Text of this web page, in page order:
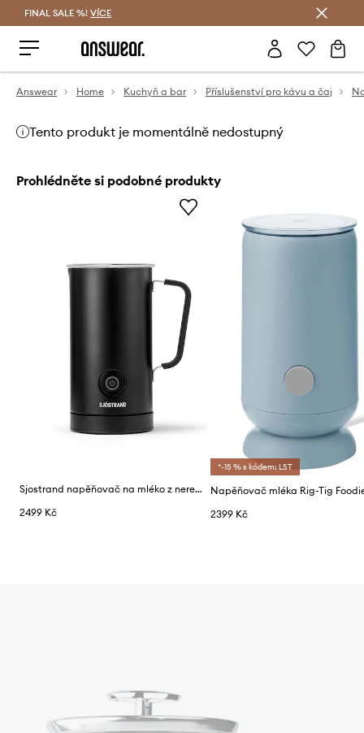
FINAL SALE %! VÍCE
Answear Home Kuchyň a bar Příslušenství pro kávu a čaj
Tento produkt je momentálně nedostupný
Prohlédněte si podobné produkty
Sjostrand napěňovač na mléko z nerezové oceli 20,5 x 12,5 x 15,5 cm
2499 Kč
*-15 % s kódem: LST
Napěňovač mléka Rig-Tig
2399 Kč